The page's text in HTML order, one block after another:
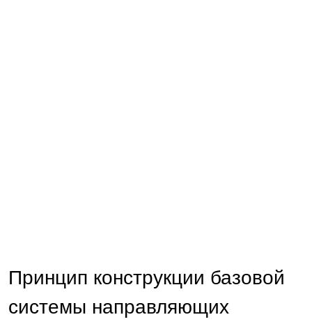
Принцип конструкции базовой
системы направляющих